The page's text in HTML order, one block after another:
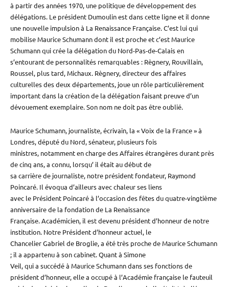
à partir des années 1970, une politique de développement des
délégations. Le président Dumoulin est dans cette ligne et il donne
une nouvelle impulsion à La Renaissance Française. C’est lui qui
mobilise Maurice Schumann dont il est proche et c’est Maurice
Schumann qui crée la délégation du Nord-Pas-de-Calais en
s’entourant de personnalités remarquables : Règnery, Rouvillain,
Roussel, plus tard, Michaux. Règnery, directeur des affaires
culturelles des deux départements, joue un rôle particulièrement
important dans la création de la délégation faisant preuve d’un
dévouement exemplaire. Son nom ne doit pas être oublié.
Maurice Schumann, journaliste, écrivain, la « Voix de la France » à
Londres, député du Nord, sénateur, plusieurs fois
ministres, notamment en charge des Affaires étrangères durant près
de cinq ans, a connu, lorsqu’ il était au début de
sa carrière de journaliste, notre président fondateur, Raymond
Poincaré. Il évoqua d’ailleurs avec chaleur ses liens
avec le Président Poincaré à l’occasion des fêtes du quatre-vingtième
anniversaire de la fondation de La Renaissance
Française. Académicien, il est devenu président d’honneur de notre
institution. Notre Président d’honneur actuel, le
Chancelier Gabriel de Broglie, a été très proche de Maurice Schumann
; il a appartenu à son cabinet. Quant à Simone
Veil, qui a succédé à Maurice Schumann dans ses fonctions de
président d’honneur, elle a occupé à l’Académie française le fauteuil